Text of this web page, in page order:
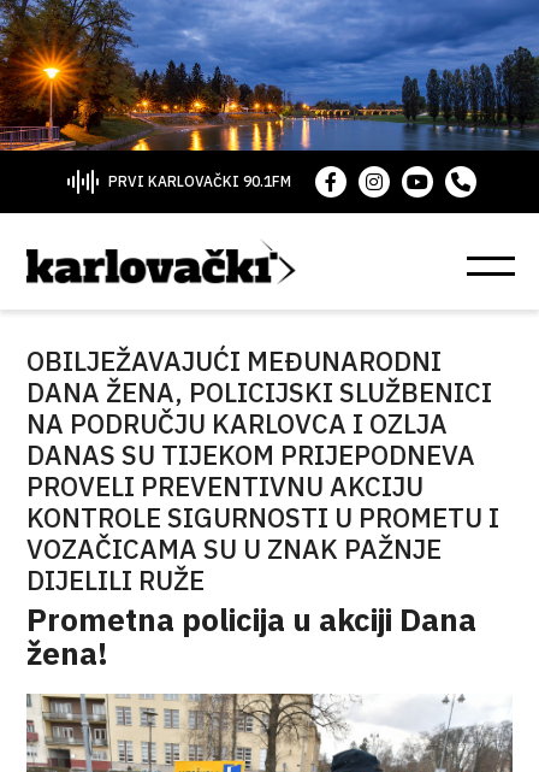
PRVI KARLOVAČKI 90.1FM
OBILJEŽAVAJUĆI MEĐUNARODNI
DANA ŽENA, POLICIJSKI SLUŽBENICI
NA PODRUČJU KARLOVCA I OZLJA
DANAS SU TIJEKOM PRIJEPODNEVA
PROVELI PREVENTIVNU AKCIJU
KONTROLE SIGURNOSTI U PROMETU I
VOZAČICAMA SU U ZNAK PAŽNJE
DIJELILI RUŽE
Prometna policija u akciji Dana
žena!